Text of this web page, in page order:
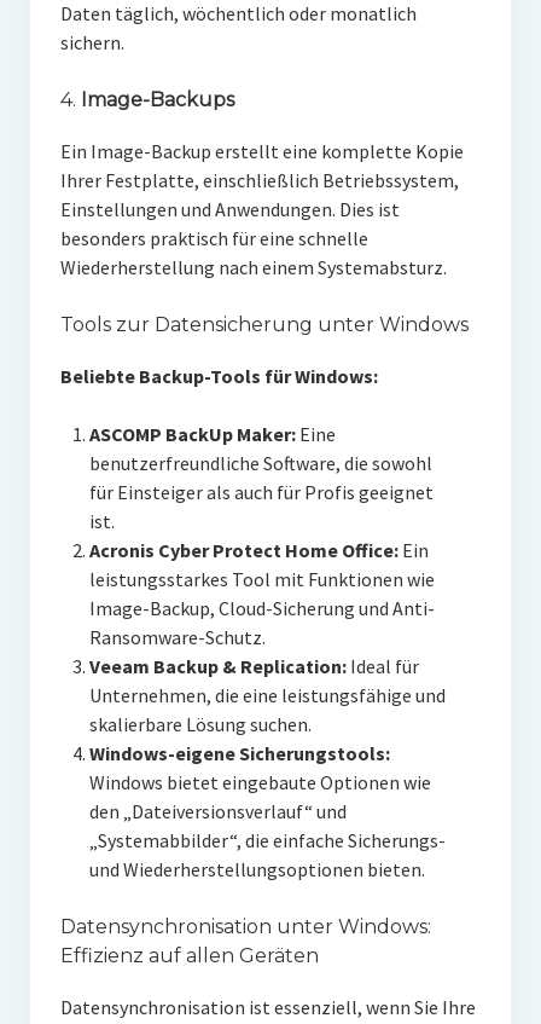
Daten täglich, wöchentlich oder monatlich
sichern.
4. Image-Backups
Ein Image-Backup erstellt eine komplette Kopie
Ihrer Festplatte, einschließlich Betriebssystem,
Einstellungen und Anwendungen. Dies ist
besonders praktisch für eine schnelle
Wiederherstellung nach einem Systemabsturz.
Tools zur Datensicherung unter Windows
Beliebte Backup-Tools für Windows:
ASCOMP BackUp Maker:Eine
benutzerfreundliche Software, die sowohl
für Einsteiger als auch für Profis geeignet
ist.
Acronis Cyber Protect Home Office:Ein
leistungsstarkes Tool mit Funktionen wie
Image-Backup, Cloud-Sicherung und Anti-
Ransomware-Schutz.
Veeam Backup & Replication:Ideal für
Unternehmen, die eine leistungsfähige und
skalierbare Lösung suchen.
Windows-eigene Sicherungstools:
Windows bietet eingebaute Optionen wie
den „Dateiversionsverlauf“ und
„Systemabbilder“, die einfache Sicherungs-
und Wiederherstellungsoptionen bieten.
Datensynchronisation unter Windows:
Effizienz auf allen Geräten
Datensynchronisation ist essenziell, wenn Sie Ihre